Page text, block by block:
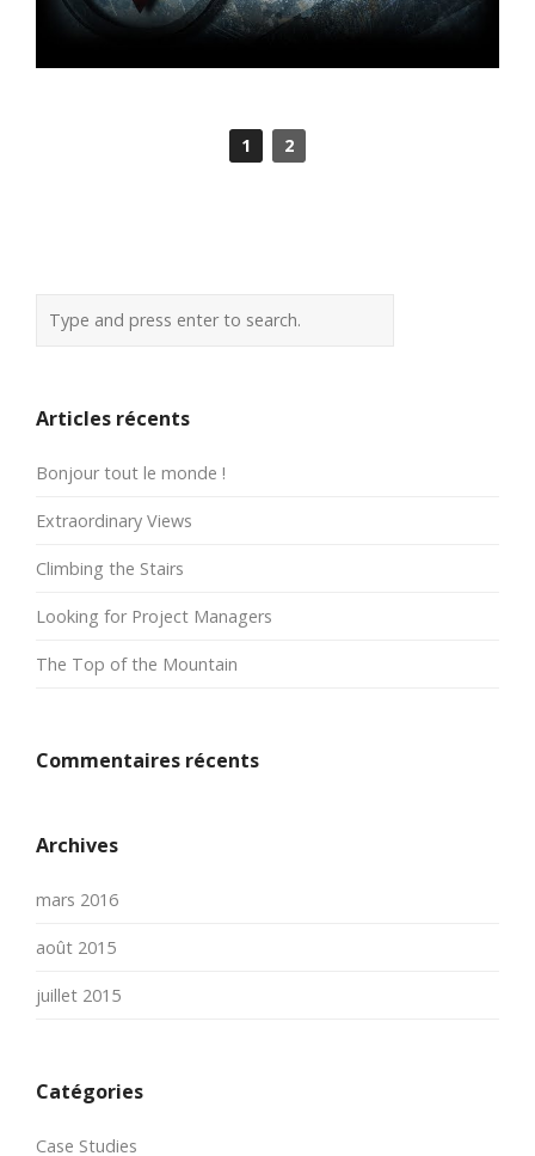
1 2
Articles récents
Bonjour tout le monde !
Extraordinary Views
Climbing the Stairs
Looking for Project Managers
The Top of the Mountain
Commentaires récents
Archives
mars 2016
août 2015
juillet 2015
Catégories
Case Studies